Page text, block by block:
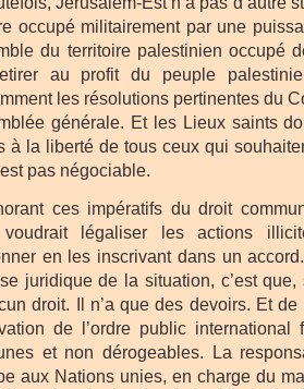
occupé militairement par une
du territoire palestinien occupé
au profit du peuple
les résolutions pertinentes du
générale. Et les Lieux saints
à la liberté de tous ceux qui
pas négociable.
ces impératifs du droit
voudrait légaliser les actions
en les inscrivant dans un
juridique de la situation, c’est
droit. Il n’a que des devoirs. Et
de l’ordre public
et non dérogeables. La
aux Nations unies, en charge du